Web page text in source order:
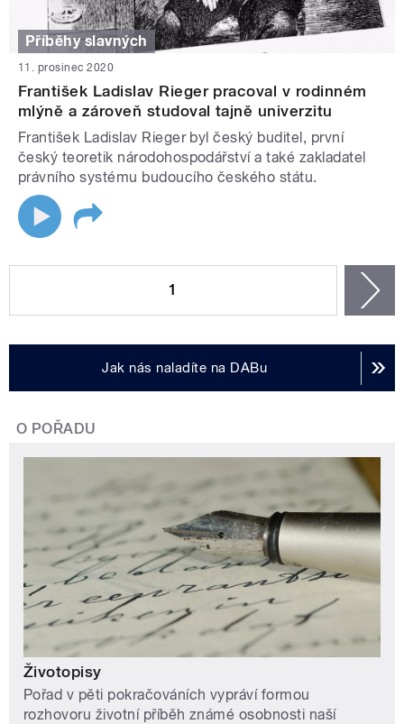
Příběhy slavných
11. prosinec 2020
František Ladislav Rieger pracoval v rodinném
mlýně a zároveň studoval tajně univerzitu
František Ladislav Rieger byl český buditel, první
český teoretik národohospodářství a také zakladatel
právního systému budoucího českého státu.
1
Jak nás naladíte na DABu
O POŘADU
Životopisy
Pořad v pěti pokračováních vypráví formou
rozhovoru životní příběh známé osobnosti naší